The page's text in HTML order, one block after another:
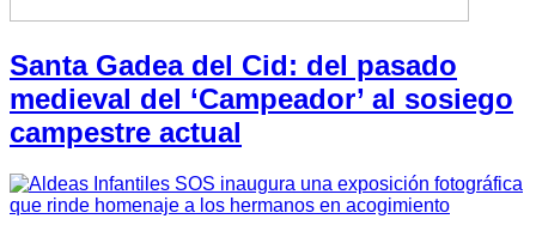
Santa Gadea del Cid: del pasado
medieval del ‘Campeador’ al sosiego
campestre actual